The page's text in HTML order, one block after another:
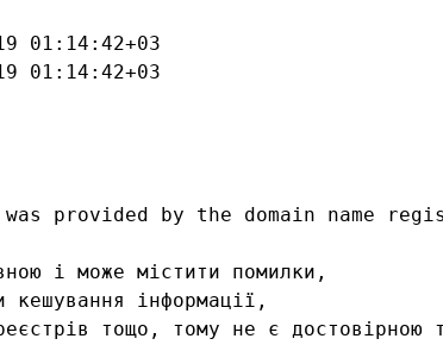
provided by the domain name
і може містити помилки,
кешування інформації,
тощо, тому не є достовірною